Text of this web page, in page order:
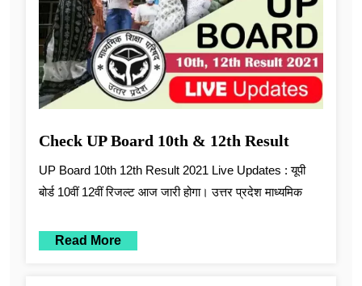
Check UP Board 10th & 12th Result
UP Board 10th 12th Result 2021 Live Updates : यूपी
बोर्ड 10वीं 12वीं रिजल्ट आज जारी होगा। उत्तर प्रदेश माध्यमिक
Read More